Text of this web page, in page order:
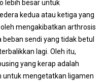
lebih besar untuk
kedua atau ketiga yang
mengakibatkan arthrosis
sendi yang tidak betul
lagi. Oleh itu,
yang kerap adalah
untuk mengetatkan ligamen